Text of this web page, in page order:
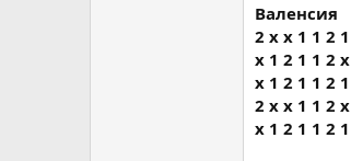
Валенсия
2 x х 1 1 2
х 1 2 1 1 2
x 1 2 1 1 2
2 x х 1 1 2
x 1 2 1 1 2